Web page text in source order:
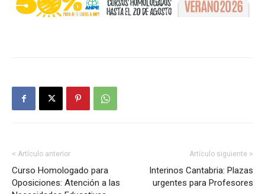
< Artículo anterior
Curso Homologado para
Oposiciones: Atención a las
Artículo siguiente >
Interinos Cantabria: Plazas
urgentes para Profesores